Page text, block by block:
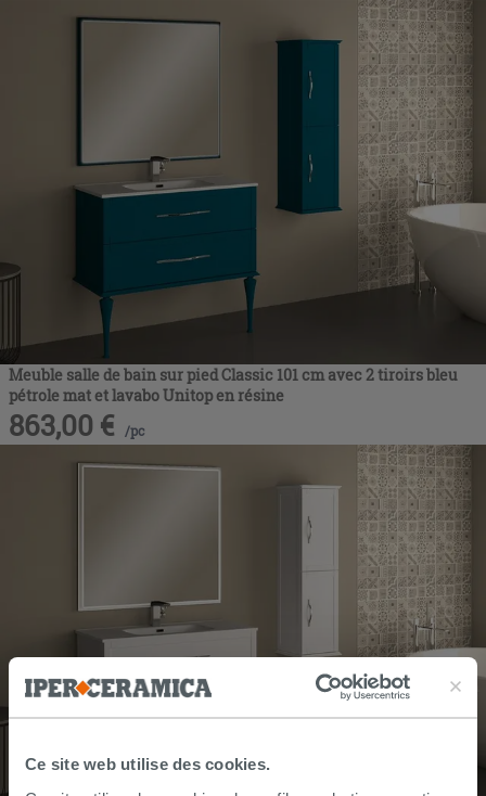
Ce site web utilise des cookies.
Meuble salle de bain sur pied Classic 101 cm avec 2 tiroirs bleu
pétrole mat et lavabo Unitop en résine
863,00 € /pc